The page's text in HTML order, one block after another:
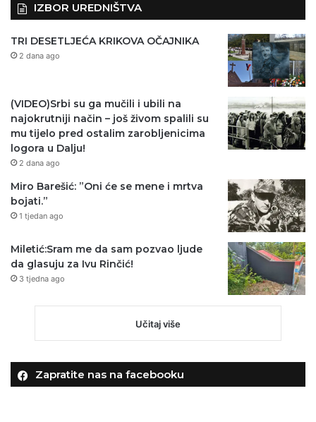
IZBOR UREDNIŠTVA
TRI DESETLJEĆA KRIKOVA OČAJNIKA
2 dana ago
(VIDEO)Srbi su ga mučili i ubili na
najokrutniji način – još živom spalili su
mu tijelo pred ostalim zarobljenicima
logora u Dalju!
2 dana ago
Miro Barešić: ”Oni će se mene i mrtva
bojati.”
1 tjedan ago
Miletić:Sram me da sam pozvao ljude
da glasuju za Ivu Rinčić!
3 tjedna ago
Učitaj više
Zapratite nas na facebooku